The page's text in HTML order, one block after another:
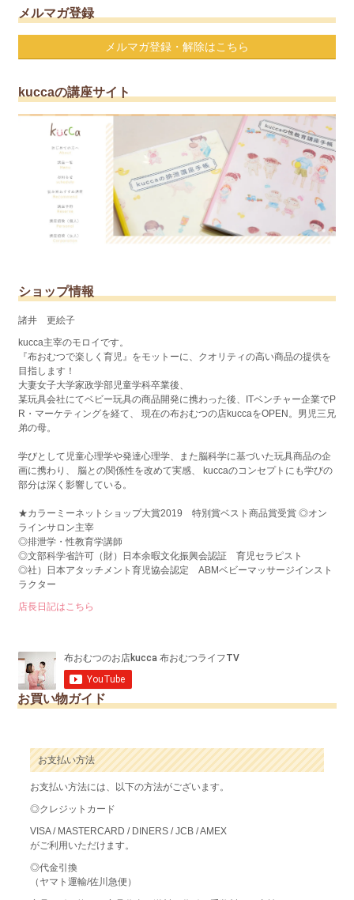
メルマガ登録
メルマガ登録・解除はこちら
kuccaの講座サイト
ショップ情報
諸井 更絵子
kucca主宰のモロイです。
『布おむつで楽しく育児』をモットーに、クオリティの高い商品の提供を
目指します！
大妻女子大学家政学部児童学科卒業後、
某玩具会社にてベビー玩具の商品開発に携わった後、ITベンチャー企業でP
R・マーケティングを経て、 現在の布おむつの店kuccaをOPEN。男児三兄
弟の母。
学びとして児童心理学や発達心理学、また脳科学に基づいた玩具商品の企
画に携わり、 脳との関係性を改めて実感、 kuccaのコンセプトにも学びの
部分は深く影響している。
★カラーミーネットショップ大賞2019 特別賞ベスト商品賞受賞 ◎オン
ラインサロン主宰
◎排泄学・性教育学講師
◎文部科学省許可（財）日本余暇文化振興会認証 育児セラピスト
◎社）日本アタッチメント育児協会認定 ABMベビーマッサージインスト
ラクター
店長日記はこちら
お買い物ガイド
お支払い方法
お支払い方法には、以下の方法がございます。
◎クレジットカード
VISA / MASTERCARD / DINERS / JCB / AMEX
がご利用いただけます。
◎代金引換
（ヤマト運輸/佐川急便）